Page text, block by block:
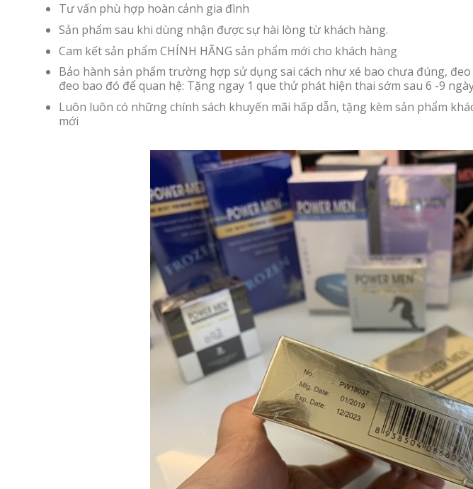
Tư vấn phù hợp hoàn cảnh gia đình
Sản phẩm sau khi dùng nhận được sự hài lòng từ khách hàng.
Cam kết sản phẩm CHÍNH HÃNG sản phẩm mới cho khách hàng
Bảo hành sản phẩm trường hợp sử dụng sai cách như xé bao chưa đúng,
đeo bao đó để quan hệ: Tặng ngay 1 que thử phát hiện thai sớm sau 6 -9
Luôn luôn có những chính sách khuyến mãi hấp dẫn, tặng kèm sản phẩm
mới